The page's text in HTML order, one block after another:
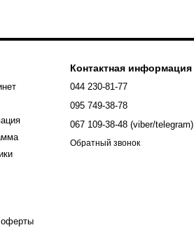
оферты
Контактная информация
044 230-81-77
095 749-38-78
067 109-38-48 (viber/telegram)
Обратный звонок